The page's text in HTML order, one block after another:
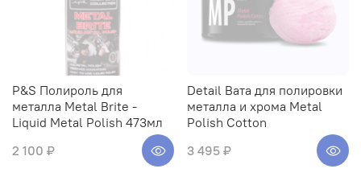
P&S Полироль для
металла Metal Brite -
Liquid Metal Polish 473мл
2 100 ₽
Detail Вата для полировки
металла и хрома Metal
Polish Cotton
3 495 ₽